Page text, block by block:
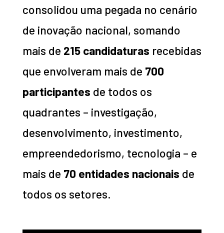
consolidou uma pegada no cenário
de inovação nacional, somando
mais de 215 candidaturas recebidas
que envolveram mais de 700
participantes de todos os
quadrantes – investigação,
desenvolvimento, investimento,
empreendedorismo, tecnologia – e
mais de 70 entidades nacionais de
todos os setores.